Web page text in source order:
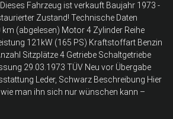
Fahrzeug ist verkauft Baujahr 1973 -
Zustand! Technische Daten
(abgelesen) Motor 4 Zylinder Reihe
121kW (165 PS) Kraftstoffart Benzin
Sitzplätze 4 Getriebe Schaltgetriebe
29.03.1973 TÜV Neu vor Übergabe
Leder, Schwarz Beschreibung Hier
man ihn sich nur wünschen kann –